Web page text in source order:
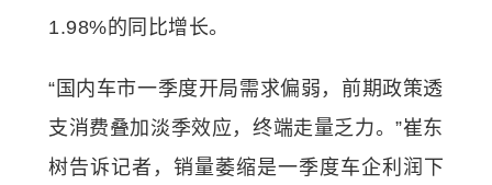
1.98%的同比增长。
“国内车市一季度开局需求偏弱，前期政策透
支消费叠加淡季效应，终端走量乏力。”崔东
树告诉记者，销量萎缩是一季度车企利润下